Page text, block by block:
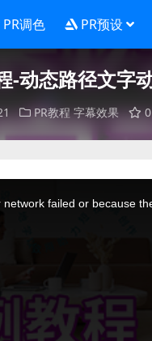
PR调色 PR预设
-动态路径文字
PR教程 字幕效果 0
failed or because